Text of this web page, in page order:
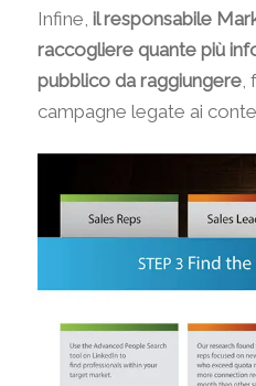
Infine, il responsabile
raccogliere quante più
pubblico da raggiungere,
campagne legate ai